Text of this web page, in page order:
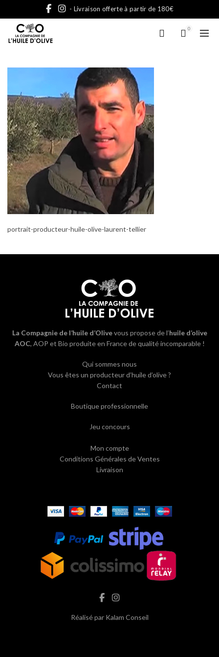
- Livraison offerte à partir de 180€
0
portrait-producteur-huile-olive-laurent-tellier
La Compagnie de l’huile d’Olivevous propose de l’huile d’olive
AOC, AOP et Bio produite en France de qualité incomparable !
Qui sommes nous
Vous êtes un producteur d’huile d’olive ?
Contact
Boutique professionnelle
Jeu concours
Mon compte
Conditions Générales de Ventes
Livraison
Réalisé par Kalam Conseil